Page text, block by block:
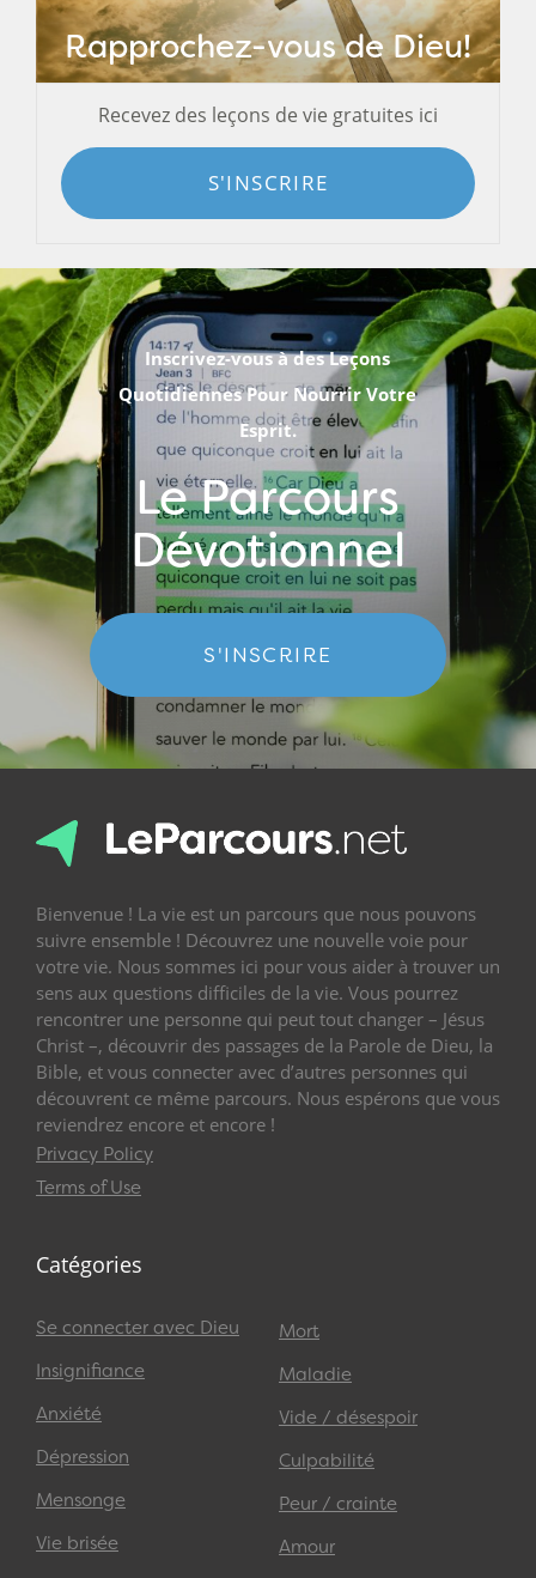
Rapprochez-vous de Dieu!
Recevez des leçons de vie gratuites ici
S'INSCRIRE
Inscrivez-vous à des Leçons
Quotidiennes Pour Nourrir Votre
Esprit.
Le Parcours
Dévotionnel
S'INSCRIRE
Bienvenue ! La vie est un parcours que nous pouvons
suivre ensemble ! Découvrez une nouvelle voie pour
votre vie. Nous sommes ici pour vous aider à trouver un
sens aux questions difficiles de la vie. Vous pourrez
rencontrer une personne qui peut tout changer – Jésus
Christ –, découvrir des passages de la Parole de Dieu, la
Bible, et vous connecter avec d’autres personnes qui
découvrent ce même parcours. Nous espérons que vous
reviendrez encore et encore !
Privacy Policy
Terms of Use
Catégories
Se connecter avec Dieu
Insignifiance
Anxiété
Dépression
Mensonge
Vie brisée
Mort
Maladie
Vide / désespoir
Culpabilité
Peur / crainte
Amour